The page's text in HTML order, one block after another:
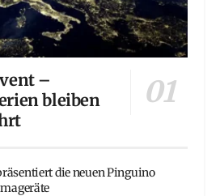
–
bleiben
die neuen Pinguino